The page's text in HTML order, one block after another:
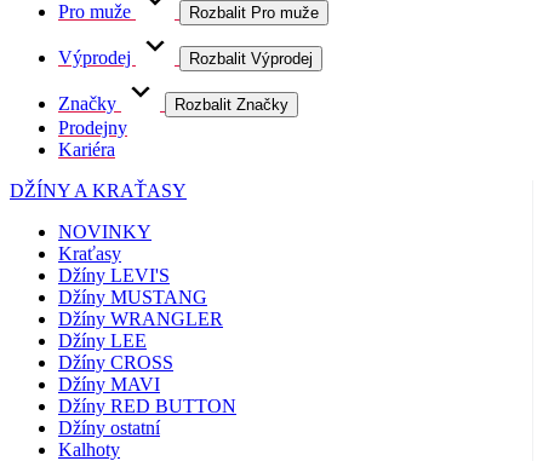
Pro muže Rozbalit Pro muže
Výprodej Rozbalit Výprodej
Značky Rozbalit Značky
Prodejny
Kariéra
DŽÍNY A KRAŤASY
NOVINKY
Kraťasy
Džíny LEVI'S
Džíny MUSTANG
Džíny WRANGLER
Džíny LEE
Džíny CROSS
Džíny MAVI
Džíny RED BUTTON
Džíny ostatní
Kalhoty